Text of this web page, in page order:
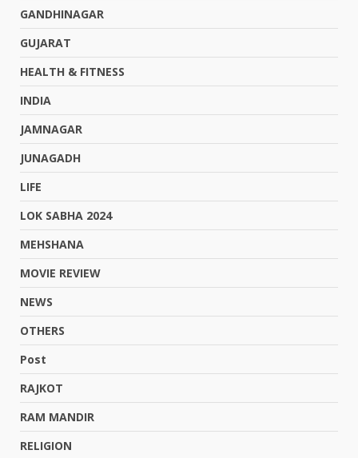
GANDHINAGAR
GUJARAT
HEALTH & FITNESS
INDIA
JAMNAGAR
JUNAGADH
LIFE
LOK SABHA 2024
MEHSHANA
MOVIE REVIEW
NEWS
OTHERS
Post
RAJKOT
RAM MANDIR
RELIGION